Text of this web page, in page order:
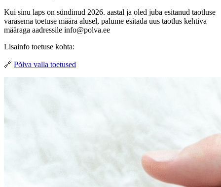
Kui sinu laps on sündinud 2026. aastal ja oled juba esitanud taotluse
varasema toetuse määra alusel, palume esitada uus taotlus kehtiva
määraga aadressile info@polva.ee
Lisainfo toetuse kohta:
🔗 Põlva valla toetused